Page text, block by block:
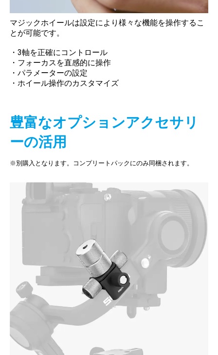
マジックホイールは設定により様々な機能を操作するこ
とが可能です。
・3軸を正確にコントロール
・フォーカスを直感的に操作
・パラメーターの設定
・ホイール操作のカスタマイズ
豊富なオプションアクセサリ
ーの活用
※別購入となります。コンプリートパックにのみ同梱されます。